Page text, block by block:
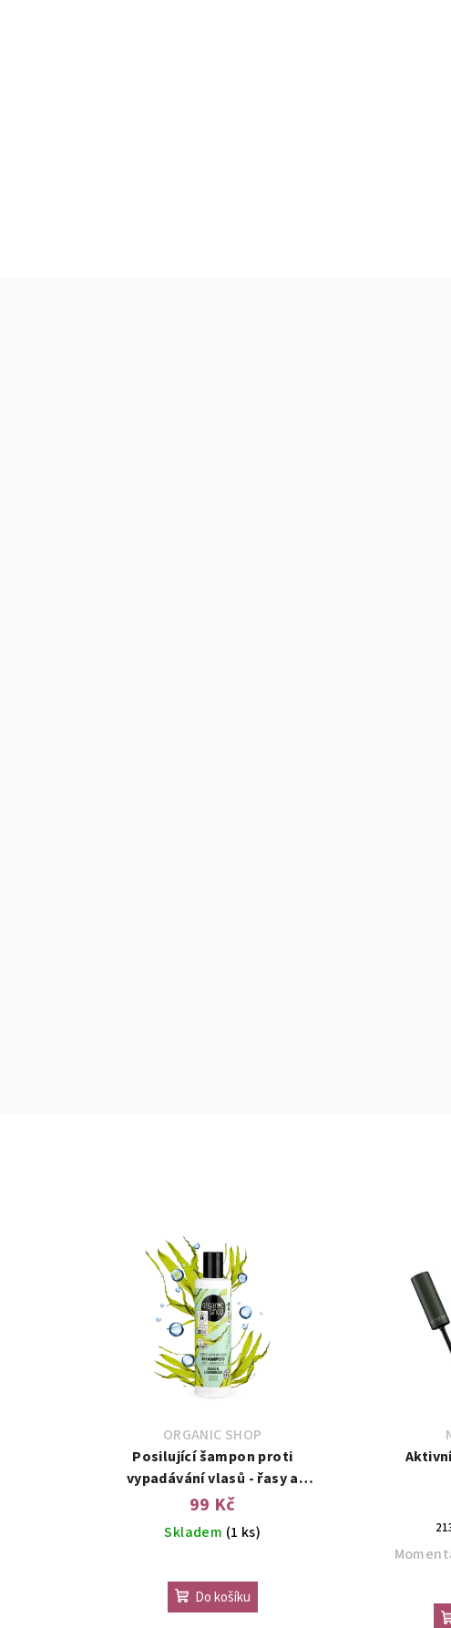
ORGANIC SHOP
Posilující šampon proti
vypadávání vlasů - řasy a
citronová tráva, 280 ml
99 Kč
Skladem (1 ks)
Do košíku